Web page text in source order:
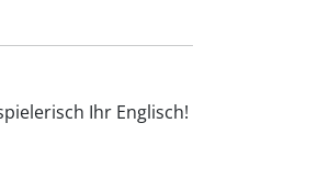
Ihr Englisch!